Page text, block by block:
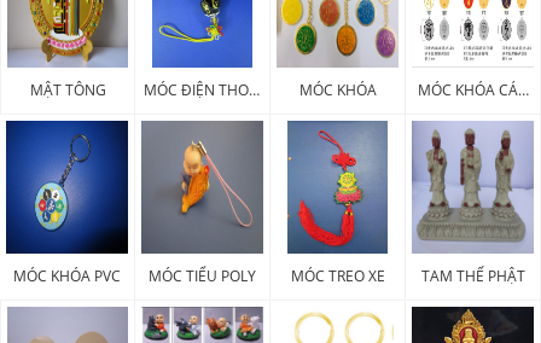
MẬT TÔNG
MÓC ĐIỆN THOẠI
MÓC KHÓA
MÓC KHÓA CÁC
MÓC KHÓA PVC MÓC TIỂU POLY MÓC TREO XE TAM THẾ PHẬT